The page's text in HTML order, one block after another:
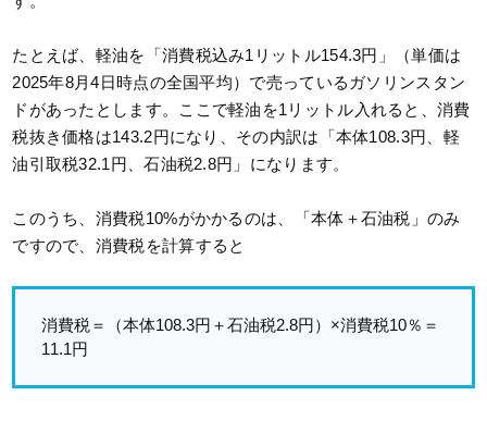
たとえば、軽油を「消費税込み1リットル154.3円」（単価は
2025年8月4日時点の全国平均）で売っているガソリンスタン
ドがあったとします。ここで軽油を1リットル入れると、消費
税抜き価格は143.2円になり、その内訳は「本体108.3円、軽
油引取税32.1円、石油税2.8円」になります。
このうち、消費税10%がかかるのは、「本体＋石油税」のみ
ですので、消費税を計算すると
消費税＝（本体108.3円＋石油税2.8円）×消費税10％＝
11.1円